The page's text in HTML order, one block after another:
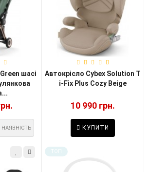
шасі
Автокрісло Cybex Solution T
i-Fix Plus Cozy Beige
10 990 грн.
КУПИТИ
TOП